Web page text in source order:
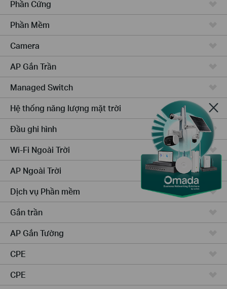
Phần Cứng
Phần Mềm
Camera
AP Gắn Trần
Managed Switch
Hệ thống năng lượng mặt trời
Đầu ghi hình
Wi-Fi Ngoài Trời
AP Ngoài Trời
Dịch vụ Phần mềm
Gắn trần
AP Gắn Tường
CPE
CPE